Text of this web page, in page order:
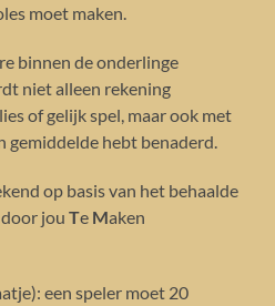
moet maken.
binnen de onderlinge
niet alleen rekening
of gelijk spel, maar ook met
gemiddelde hebt benaderd.
op basis van het behaalde
door jouTe Maken
een speler moet 20